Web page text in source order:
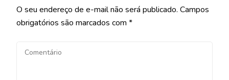
O seu endereço de e-mail não será publicado. Campos
obrigatórios são marcados com *